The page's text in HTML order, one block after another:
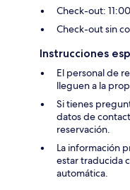
Check-out: 11:00
Check-out sin
Instrucciones
El personal de
lleguen a la
Si tienes
datos de
reservación.
La información
estar traducida
automática.